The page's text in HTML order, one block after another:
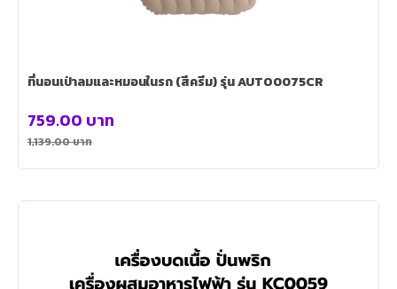
ที่นอนเป่าลมและหมอนในรถ (สีครีม) รุ่น AUTO0075CR
1,139.00บาท
759.00 บาท